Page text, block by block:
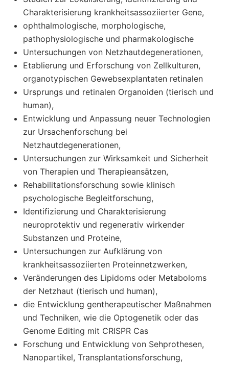
Charakterisierung krankheitsassoziierter Gene,
ophthalmologische, morphologische,
pathophysiologische und pharmakologische
Untersuchungen von Netzhautdegenerationen,
Etablierung und Erforschung von Zellkulturen,
organotypischen Gewebsexplantaten retinalen
Ursprungs und retinalen Organoiden (tierisch und
human),
Entwicklung und Anpassung neuer Technologien
zur Ursachenforschung bei
Netzhautdegenerationen,
Untersuchungen zur Wirksamkeit und Sicherheit
von Therapien und Therapieansätzen,
Rehabilitationsforschung sowie klinisch
psychologische Begleitforschung,
Identifizierung und Charakterisierung
neuroprotektiv und regenerativ wirkender
Substanzen und Proteine,
Untersuchungen zur Aufklärung von
krankheitsassoziierten Proteinnetzwerken,
Veränderungen des Lipidoms oder Metaboloms
der Netzhaut (tierisch und human),
die Entwicklung gentherapeutischer Maßnahmen
und Techniken, wie die Optogenetik oder das
Genome Editing mit CRISPR Cas
Forschung und Entwicklung von Sehprothesen,
Nanopartikel, Transplantationsforschung,